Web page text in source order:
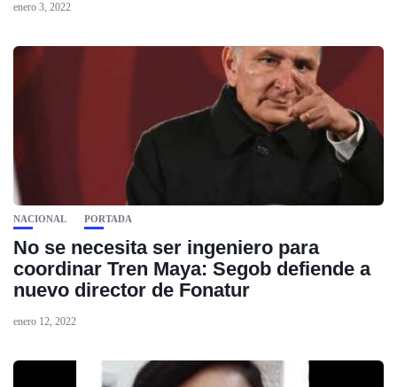
enero 3, 2022
NACIONAL PORTADA
No se necesita ser ingeniero para
coordinar Tren Maya: Segob defiende a
nuevo director de Fonatur
enero 12, 2022